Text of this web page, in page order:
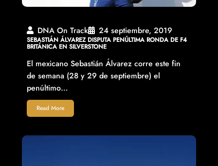
DNA On Track 24 septiembre, 2019
SEBASTIÁN ÁLVAREZ DISPUTA PENÚLTIMA RONDA DE F4
BRITÁNICA EN SILVERSTONE
El mexicano Sebastián Álvarez corre este fin
de semana (28 y 29 de septiembre) el
penúltimo…
Read More